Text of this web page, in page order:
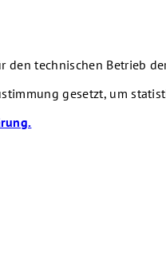
den technischen Betrieb
gesetzt, um